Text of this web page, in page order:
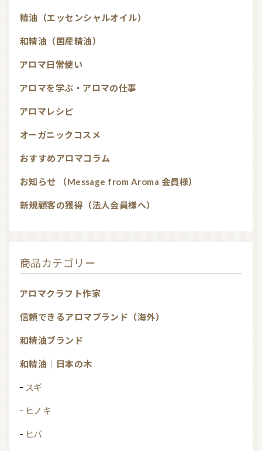
精油（エッセンシャルオイル）
和精油（国産精油）
アロマ日常使い
アロマを学ぶ・アロマの仕事
アロマレシピ
オーガニックコスメ
おすすめアロマコラム
お知らせ （Message from Aroma 会員様）
新規顧客の獲得（法人会員様へ）
商品カテゴリー
アロマクラフト作家
信頼できるアロマブランド（海外）
和精油ブランド
和精油｜日本の木
スギ
ヒノキ
ヒバ